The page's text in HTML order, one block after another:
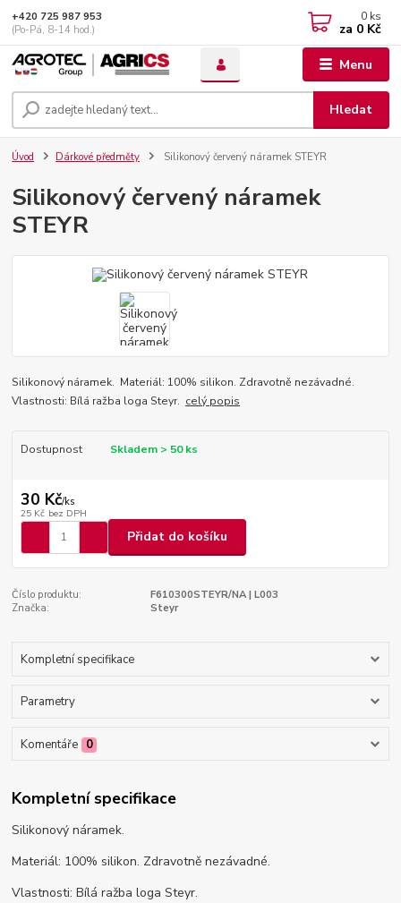
Menu
Hledat
+420 725 987 953
(Po-Pá, 8-14 hod.)
0 ks
za 0 Kč
Úvod Dárkové předměty Silikonový červený náramek STEYR
Silikonový červený náramek
STEYR
Silikonový náramek. Materiál: 100% silikon. Zdravotně nezávadné.
Vlastnosti: Bílá ražba loga Steyr. celý popis
Dostupnost Skladem > 50 ks
30 Kč/ks
25 Kč bez DPH
Přidat do košíku
Číslo produktu:
F610300STEYR/NA | L003
Značka:
Steyr
Kompletní specifikace
Parametry
Komentáře 0
Kompletní specifikace
Silikonový náramek.
Materiál: 100% silikon. Zdravotně nezávadné.
Vlastnosti: Bílá ražba loga Steyr.